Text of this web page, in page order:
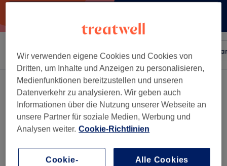
Sortieren nach Beliebiger Preis Besonderheiten
2 Salons die anbieten:
damen - coloration in der Nähe von Höchster Altstadt, Frankfurt am
Main
Wir verwenden eigene Cookies und Cookies von
Dritten, um Inhalte und Anzeigen zu personalisieren,
Medienfunktionen bereitzustellen und unseren
Datenverkehr zu analysieren. Wir geben auch
Informationen über die Nutzung unserer Webseite an
unsere Partner für soziale Medien, Werbung und
Analysen weiter. Cookie-Richtlinien
Cookie-
Alle Cookies